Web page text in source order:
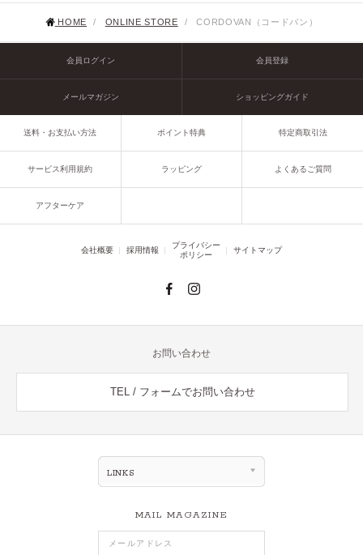
HOME / ONLINE STORE / CORDOVAN（コードバン）
会員ログイン 会員登録
メールマガジン ショッピングガイド
送料・お支払い方法 ポイント特典 特定商取引法
サービス利用規約 ラッピング よくあるご質問
アフターケア
会社概要 採用情報
プライバシー
ポリシー
サイトマップ
お問い合わせ
TEL / フォームでお問い合わせ
LINKS
MAIL MAGAZINE